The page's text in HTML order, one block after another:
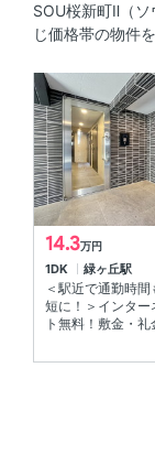
ンロ2口以上
オートロック
ラ
室内設備
室内洗濯機置
部屋の特徴
メゾネット 、
共用部
SOU桜新町Ⅱ（
じ価格帯の物件
14.3万円
1DK 緑ヶ丘駅
＜駅近で通勤時間
短に！＞インター
ト無料！敷金・礼